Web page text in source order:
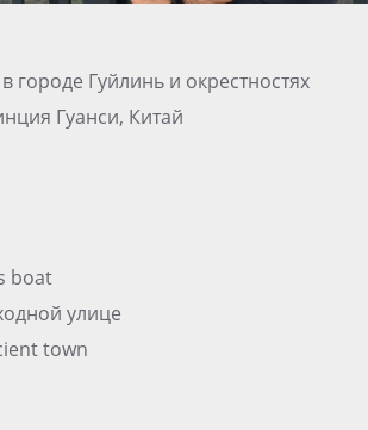
Гуйлинь и окрестностях
Гуанси, Китай
boat
улице
town